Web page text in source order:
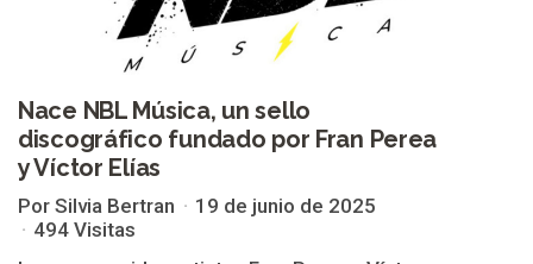
Nace NBL Música, un sello
discográfico fundado por Fran Perea
y Víctor Elías
Por Silvia Bertran
19 de junio de 2025
494 Visitas